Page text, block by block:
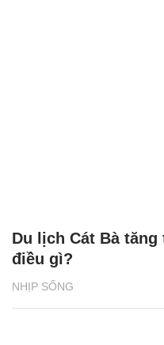
NHỊP SỐNG
Du lịch Cát Bà
điều gì?